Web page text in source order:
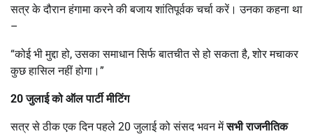
सत्र के दौरान हंगामा करने की बजाय शांतिपूर्वक चर्चा करें। उनका कहना था
–
“कोई भी मुद्दा हो, उसका समाधान सिर्फ बातचीत से हो सकता है, शोर मचाकर
कुछ हासिल नहीं होगा।”
20जुलाई को ऑल पार्टी मीटिंग
सत्र से ठीक एक दिन पहले 20 जुलाई को संसद भवन मेंसभी राजनीतिक